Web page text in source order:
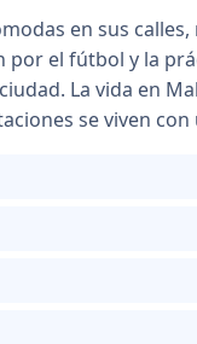
en sus
el fútbol y la
La vida en
se viven